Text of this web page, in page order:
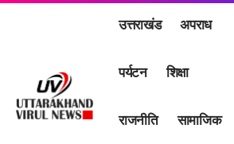
उत्तराखंड अपराध
पर्यटन शिक्षा
राजनीति सामाजिक